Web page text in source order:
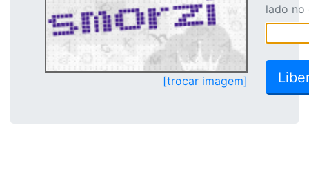
[trocar imagem]
lado no